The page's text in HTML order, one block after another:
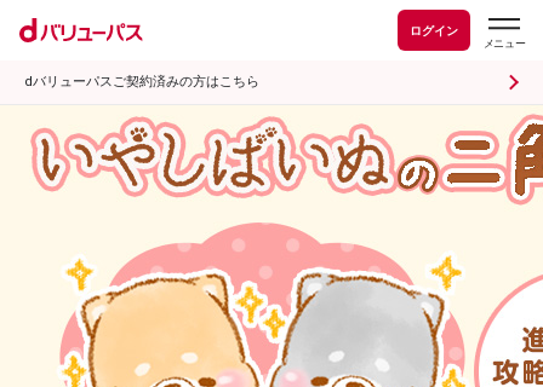
ログイン
dバリューパスご契約済みの方はこちら